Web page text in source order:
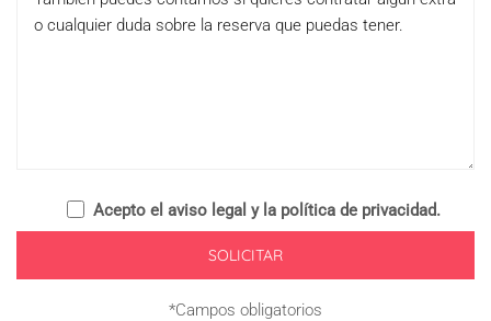
Acepto el aviso legal y la política de privacidad.
*Campos obligatorios